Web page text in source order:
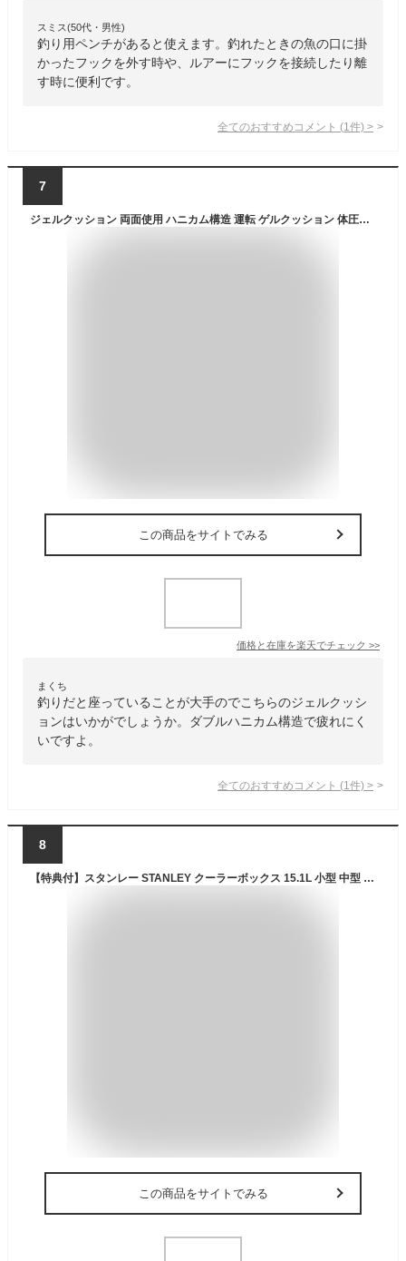
スミス(50代・男性)
釣り用ペンチがあると使えます。釣れたときの魚の口に掛
かったフックを外す時や、ルアーにフックを接続したり離
す時に便利です。
全てのおすすめコメント (1 件) >
7
ジェルクッション 両面使用 ハニカム構造 運転 ゲルクッション 体圧分散 サポート 無重力 クッション 釣り 座布団 座り仕事 デスクワーク 座椅子 カバー付き 二重設計 U型クッション 無重力クッション 高反発 車 オフィス 自宅用
この商品をサイトでみる
価格と在庫を楽天でチェック >>
まくち
釣りだと座っていることが大手のでこちらのジェルクッシ
ョンはいかがでしょうか。ダブルハニカム構造で疲れにく
いですよ。
全てのおすすめコメント (1 件) >
8
【特典付】スタンレー STANLEY クーラーボックス 15.1L 小型 中型 保冷 長時間 耐久性 頑丈 アウトドア キャンプ バーベキュー スポーツ レジャー 運動会 屋外 野外 釣り ハンドル付き 椅子 イス シンプル おしゃれ 新ラッチ 新仕様 01623【ポイント10倍】
この商品をサイトでみる